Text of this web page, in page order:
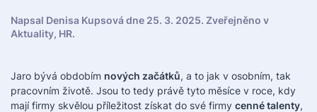
Napsal Denisa Kupsová dne 25. 3. 2025. Zveřejněno v
Aktuality, HR.
Jaro bývá obdobím nových začátků, a to jak v osobním, tak
pracovním životě. Jsou to tedy právě tyto měsíce v roce, kdy
mají firmy skvělou příležitost získat do své firmy cenné talenty,